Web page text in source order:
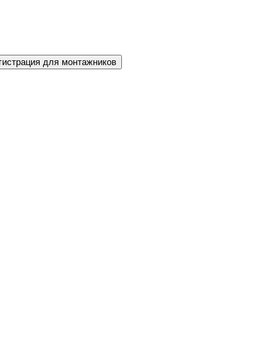
Регистрация для монтажников